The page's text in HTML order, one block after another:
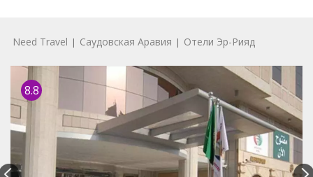
Need Travel | Саудовская Аравия | Отели Эр-Рияд
8.8